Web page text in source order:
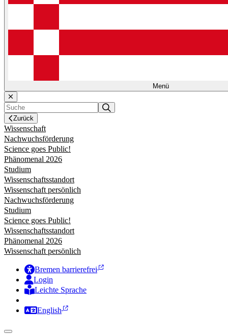
Menü
Zurück
Wissenschaft
Nachwuchsförderung
Science goes Public!
Phänomenal 2026
Studium
Wissenschaftsstandort
Wissenschaft persönlich
Nachwuchsförderung
Studium
Science goes Public!
Wissenschaftsstandort
Phänomenal 2026
Wissenschaft persönlich
Bremen barrierefrei
Login
Leichte Sprache
English